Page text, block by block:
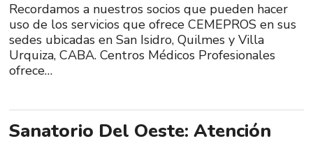
Recordamos a nuestros socios que pueden hacer
uso de los servicios que ofrece CEMEPROS en sus
sedes ubicadas en San Isidro, Quilmes y Villa
Urquiza, CABA. Centros Médicos Profesionales
ofrece…
Sanatorio Del Oeste: Atención